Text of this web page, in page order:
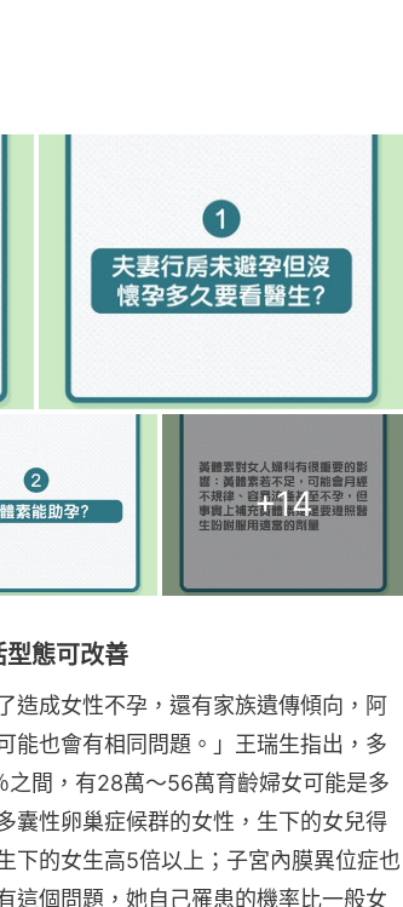
+14
態可改善
造成女性不孕，還有家族遺傳傾向，阿
能也會有相同問題。」王瑞生指出，多
間，有28萬～56萬育齡婦女可能是多
囊性卵巢症候群的女性，生下的女兒得
下的女生高5倍以上；子宮內膜異位症也
這個問題，她自己罹患的機率比一般女